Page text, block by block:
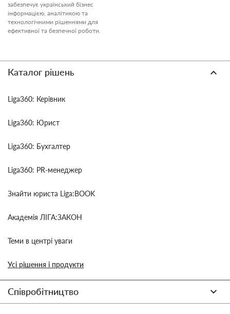
забезпечує український бізнес
інформацією, аналітикою та
технологічними рішеннями для
ефективної та безпечної роботи.
Каталог рішень
Liga360: Керівник
Liga360: Юрист
Liga360: Бухгалтер
Liga360: PR-менеджер
Знайти юриста Liga:BOOK
Академія ЛІГА:ЗАКОН
Теми в центрі уваги
Усі рішення і продукти
Співробітництво